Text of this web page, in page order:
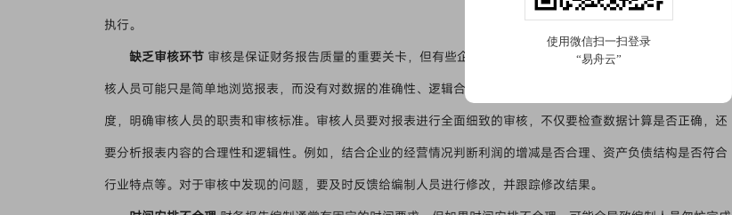
执行。
缺乏审核环节 审核是保证财务报告质量的重要关卡，但有些企业对报告审核不够重视，审核环节流于形式。审
核人员可能只是简单地浏览报表，而没有对数据的准确性、逻辑合理性等进行深入检查。 建立健全严格的审核制
度，明确审核人员的职责和审核标准。审核人员要对报表进行全面细致的审核，不仅要检查数据计算是否正确，还
要分析报表内容的合理性和逻辑性。例如，结合企业的经营情况判断利润的增减是否合理、资产负债结构是否符合
行业特点等。对于审核中发现的问题，要及时反馈给编制人员进行修改，并跟踪修改结果。